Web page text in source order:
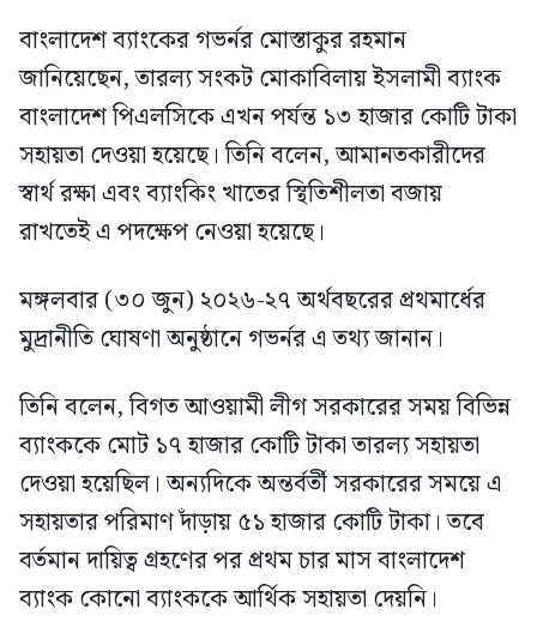
বাংলাদেশ ব্যাংকের গভর্নর মোস্তাকুর রহমান
জানিয়েছেন, তারল্য সংকট মোকাবিলায় ইসলামী ব্যাংক
বাংলাদেশ পিএলসিকে এখন পর্যন্ত ১৩ হাজার কোটি টাকা
সহায়তা দেওয়া হয়েছে। তিনি বলেন, আমানতকারীদের
স্বার্থ রক্ষা এবং ব্যাংকিং খাতের স্থিতিশীলতা বজায়
রাখতেই এ পদক্ষেপ নেওয়া হয়েছে।
মঙ্গলবার (৩০ জুন) ২০২৬-২৭ অর্থবছরের প্রথমার্ধের
মুদ্রানীতি ঘোষণা অনুষ্ঠানে গভর্নর এ তথ্য জানান।
তিনি বলেন, বিগত আওয়ামী লীগ সরকারের সময় বিভিন্ন
ব্যাংককে মোট ১৭ হাজার কোটি টাকা তারল্য সহায়তা
দেওয়া হয়েছিল। অন্যদিকে অন্তর্বর্তী সরকারের সময়ে এ
সহায়তার পরিমাণ দাঁড়ায় ৫১ হাজার কোটি টাকা। তবে
বর্তমান দায়িত্ব গ্রহণের পর প্রথম চার মাস বাংলাদেশ
ব্যাংক কোনো ব্যাংককে আর্থিক সহায়তা দেয়নি।